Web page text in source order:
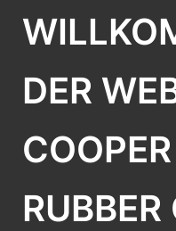
DER